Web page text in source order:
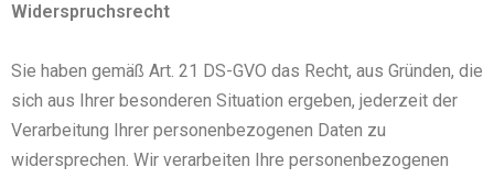
Widerspruchsrecht
Sie haben gemäß Art. 21 DS-GVO das Recht, aus Gründen, die
sich aus Ihrer besonderen Situation ergeben, jederzeit der
Verarbeitung Ihrer personenbezogenen Daten zu
widersprechen. Wir verarbeiten Ihre personenbezogenen